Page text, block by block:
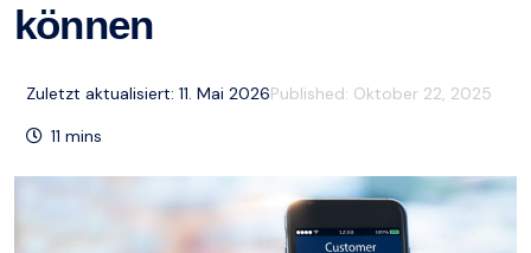
können
Zuletzt aktualisiert: 11. Mai 2026Published: Oktober 22, 2025
11 mins